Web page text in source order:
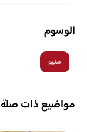
الوسوم
منيو
مواضيع ذات صلة